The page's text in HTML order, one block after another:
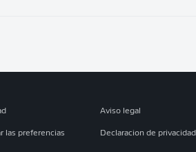
Aviso legal
las preferencias Declaracion de privacidad